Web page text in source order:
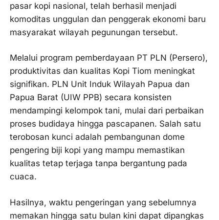
pasar kopi nasional, telah berhasil menjadi
komoditas unggulan dan penggerak ekonomi baru
masyarakat wilayah pegunungan tersebut.
Melalui program pemberdayaan PT PLN (Persero),
produktivitas dan kualitas Kopi Tiom meningkat
signifikan. PLN Unit Induk Wilayah Papua dan
Papua Barat (UIW PPB) secara konsisten
mendampingi kelompok tani, mulai dari perbaikan
proses budidaya hingga pascapanen. Salah satu
terobosan kunci adalah pembangunan dome
pengering biji kopi yang mampu memastikan
kualitas tetap terjaga tanpa bergantung pada
cuaca.
Hasilnya, waktu pengeringan yang sebelumnya
memakan hingga satu bulan kini dapat dipangkas